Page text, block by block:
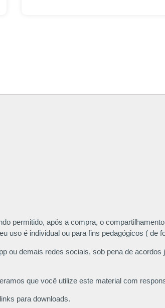
permitido, após a compra, o
uso é individual ou para fins pedagógicos ( de
ou demais redes sociais, sob pena de
que você utilize este material com
para downloads.